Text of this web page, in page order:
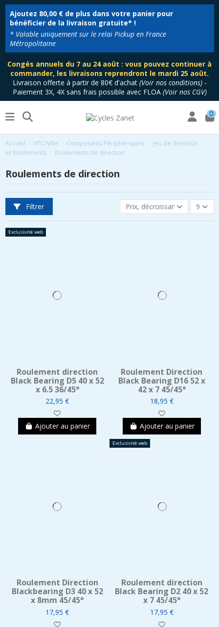
Ajoutez 80,00 €de plus dans votre panier pour
bénéficier de la livraison gratuite* !
* Valable uniquement sur le relai Pickup en France
Métropolitaine
Congés annuels du 7 au 24 août : vous pouvez continuer à
commander, les livraisons reprendront le mardi 25 août.
Livraison offerte à partir de 80€ d'achat (Voir nos conditions)-
Paiement 3X, 4X sans frais possible avec FLOA (Voir nos CGV)
0
Accueil VTC/Ville Composants Périphériques
Jeu de direction
et Roulements
Roulements de direction
Roulements de direction
Filtrer Prix, décroissant 9
Exclusivité web
Roulement direction
Black Bearing D5 40 x 52
x 6.5 36/45°
22,95 €
Ajouter au panier
Roulement Direction
Black Bearing D16 52 x
42 x 7 45/45°
18,95 €
Ajouter au panier
Roulement Direction
Blackbearing D3 40 x 52
x 8mm 45/45°
17,95 €
Exclusivité web
Roulement direction
Black Bearing D2 40 x 52
x 7 45/45°
17,95 €